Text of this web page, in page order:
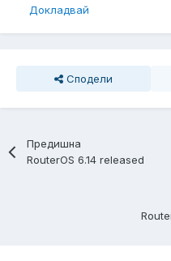
Докладвай
Сподели
Предишна
RouterOS 6.14 released